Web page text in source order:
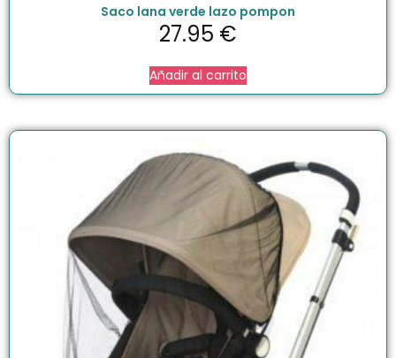
Saco lana verde lazo pompon
27.95 €
Añadir al carrito